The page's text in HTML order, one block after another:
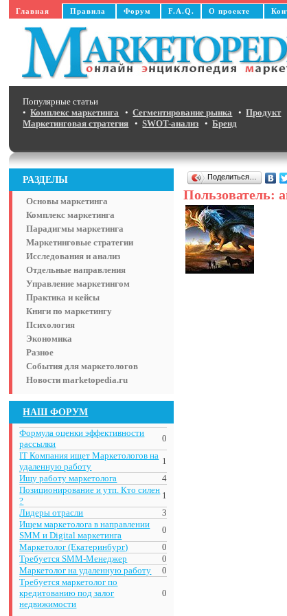
Главная Правила Форум F.A.Q. О проекте
Популярные статьи
•Комплекс маркетинга •Сегментирование рынка •Продукт
Маркетинговая стратегия •SWOT-анализ •Бренд
РАЗДЕЛЫ
Основы маркетинга
Комплекс маркетинга
Парадигмы маркетинга
Маркетинговые стратегии
Исследования и анализ
Отдельные направления
Управление маркетингом
Практика и кейсы
Книги по маркетингу
Психология
Экономика
Разное
События для маркетологов
Новости marketopedia.ru
НАШ ФОРУМ
Формула оценки эффективности
рассылки
0
IT Компания ищет Маркетологов на
удаленную работу
1
Ищу работу маркетолога
4
Позиционирование и утп. Кто силен
?
1
Лидеры отрасли
3
Ищем маркетолога в направлении
SMM и Digital маркетинга
0
Маркетолог (Екатеринбург)
0
Требуется SMM-Менеджер
0
Маркетолог на удаленную работу
0
Требуется маркетолог по
кредитованию под залог
недвижимости
0
Поделиться…
Пользователь: